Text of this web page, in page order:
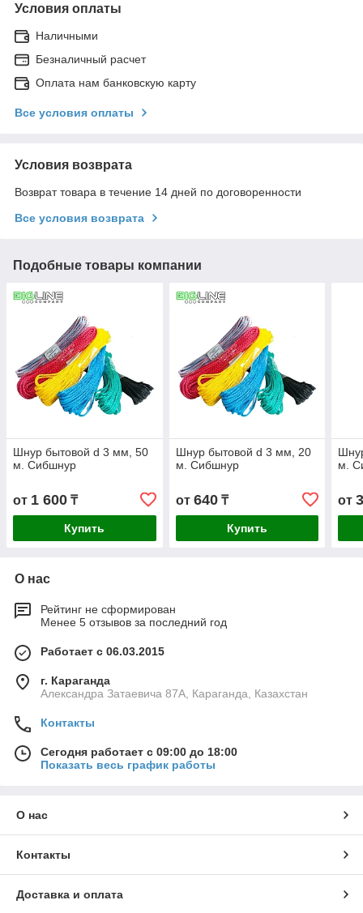
Условия оплаты
Наличными
Безналичный расчет
Оплата нам банковскую карту
Все условия оплаты
Условия возврата
Возврат товара в течение 14 дней по договоренности
Все условия возврата
Подобные товары компании
Шнур бытовой d 3 мм, 50
м. Сибшнур
от 1 600 ₸
Купить
Шнур бытовой d 3 мм, 20
м. Сибшнур
от 640₸
Купить
м.
от
О нас
Рейтинг не сформирован
Менее 5 отзывов за последний год
Работает с 06.03.2015
г. Караганда
Александра Затаевича 87А, Караганда, Казахстан
Контакты
Сегодня работает с 09:00 до 18:00
Показать весь график работы
О нас
Контакты
Доставка и оплата